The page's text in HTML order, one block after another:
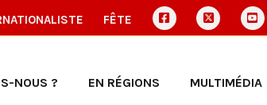
FÊTE
NOUS ? EN RÉGIONS MULTIMÉDIA